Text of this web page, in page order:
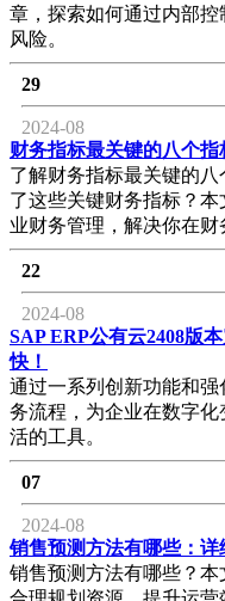
章，探索如何通过内部
风险。
29
2024-08
财务指标最关键的八个
了解财务指标最关键的
了这些关键财务指标？
业财务管理，解决你在财
22
2024-08
SAP ERP公有云2408版
快！
通过一系列创新功能和
务流程，为企业在数字
活的工具。
07
2024-08
销售预测方法有哪些：
销售预测方法有哪些？